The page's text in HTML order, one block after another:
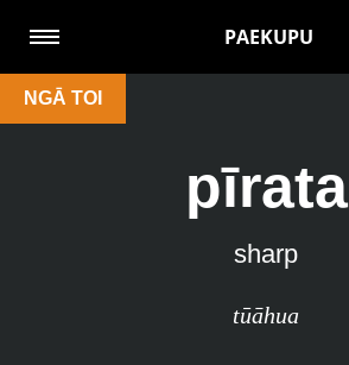
PAEKUPU
NGĀ TOI
pīrata
sharp
tūāhua